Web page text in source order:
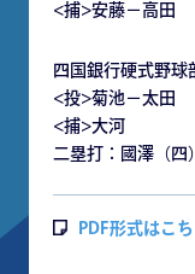
<捕>安藤－高田
四国銀行硬式野球
<投>菊池－太田
<捕>大河
二塁打：國澤（四
PDF形式はこ